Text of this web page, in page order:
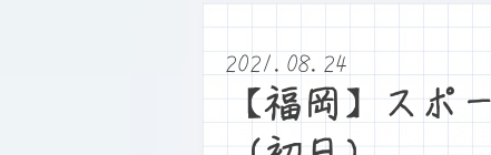
2021.08.24
【福岡】スポ